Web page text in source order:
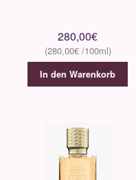
280,00€
280,00€
In den Warenkorb